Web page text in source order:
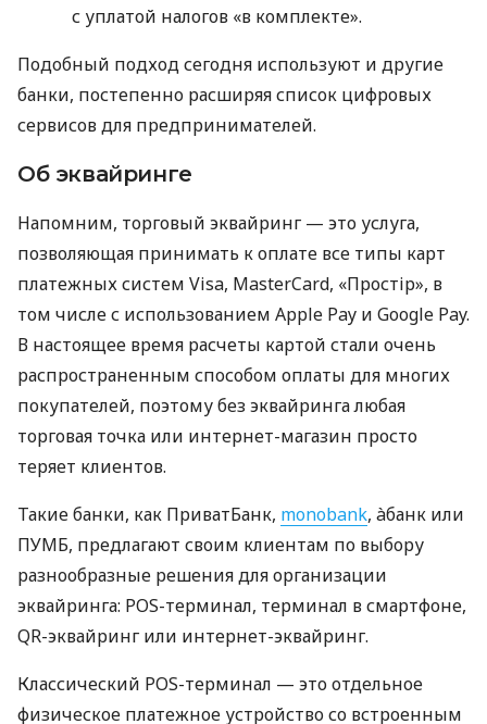
с уплатой налогов «в комплекте».
Подобный подход сегодня используют и другие
банки, постепенно расширяя список цифровых
сервисов для предпринимателей.
Об эквайринге
Напомним, торговый эквайринг — это услуга,
позволяющая принимать к оплате все типы карт
платежных систем Visa, MasterCard, «Простір», в
том числе с использованием Apple Pay и Google Pay.
В настоящее время расчеты картой стали очень
распространенным способом оплаты для многих
покупателей, поэтому без эквайринга любая
торговая точка или интернет-магазин просто
теряет клиентов.
Такие банки, как ПриватБанк, monobank, àбанк или
ПУМБ, предлагают своим клиентам по выбору
разнообразные решения для организации
эквайринга: POS-терминал, терминал в смартфоне,
QR-эквайринг или интернет-эквайринг.
Классический POS-терминал — это отдельное
физическое платежное устройство со встроенным